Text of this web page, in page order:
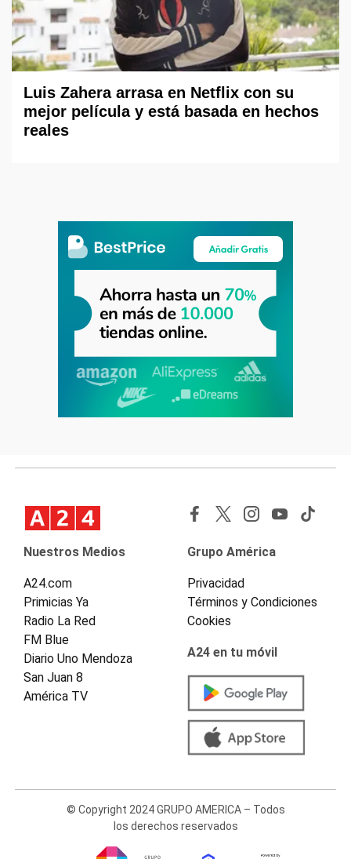
Luis Zahera arrasa en Netflix con su
mejor película y está basada en hechos
reales
Nuestros Medios
A24.com
Primicias Ya
Radio La Red
FM Blue
Diario Uno Mendoza
San Juan 8
América TV
Grupo América
Privacidad
Términos y Condiciones
Cookies
A24 en tu móvil
© Copyright 2024 GRUPO AMERICA – Todos
los derechos reservados